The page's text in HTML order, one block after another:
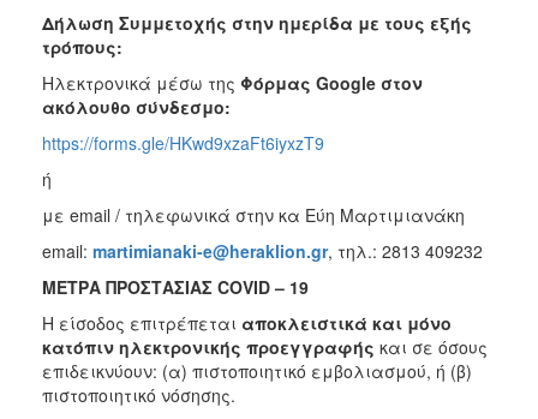
ΠΟΛΙΤΙΣΜΟΣ
ΑΝΘΕΚΤΙΚΗ
ΠΟΛΗ
Δήλωση Συμμετοχής στην ημερίδα με τους εξής
τρόπους:
Ηλεκτρονικά μέσω της Φόρμας Google στον
ακόλουθο σύνδεσμο:
https://forms.gle/HKwd9xzaFt6iyxzT9
ή
με email / τηλεφωνικά στην κα Εύη Μαρτιμιανάκη
email: martimianaki-e@heraklion.gr, τηλ.: 2813 409232
ΜΕΤΡΑ ΠΡΟΣΤΑΣΙΑΣ COVID – 19
Η είσοδος επιτρέπεται αποκλειστικά και μόνο
κατόπιν ηλεκτρονικής προεγγραφής και σε όσους
επιδεικνύουν: (α) πιστοποιητικό εμβολιασμού, ή (β)
πιστοποιητικό νόσησης.